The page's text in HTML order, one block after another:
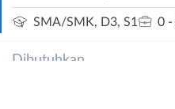
SMA/SMK, D3, S1 0 -
Dibutuhkan